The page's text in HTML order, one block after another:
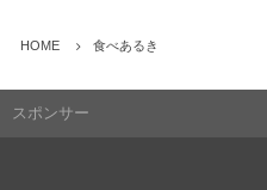
HOME 食べあるき
スポンサー